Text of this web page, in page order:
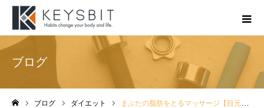
ブログ
ブログ ダイエット まぶたの脂肪をとるマッサージ【目元スッキリ】【二重】